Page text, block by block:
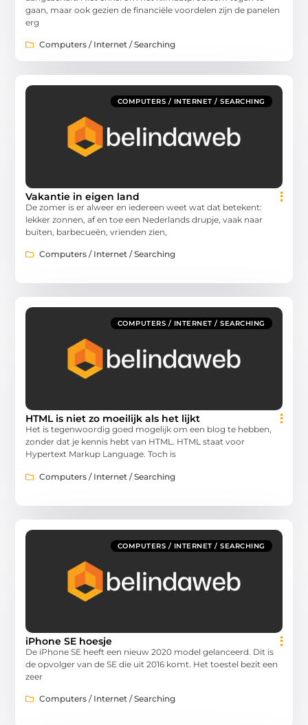
gaan, maar ook gezien de financiële voordelen zijn de panelen
erg
Computers / Internet / Searching
COMPUTERS / INTERNET / SEARCHING
Vakantie in eigen land
De zomer is er alweer en iedereen weet wat dat betekent:
lekker zonnen, af en toe een Nederlands drupje, vaak naar
buiten, barbecueën, vrienden zien,
Computers / Internet / Searching
COMPUTERS / INTERNET / SEARCHING
HTML is niet zo moeilijk als het lijkt
Het is tegenwoordig goed mogelijk om een blog te hebben,
zonder dat je kennis hebt van HTML. HTML staat voor
Hypertext Markup Language. Toch is
Computers / Internet / Searching
COMPUTERS / INTERNET / SEARCHING
iPhone SE hoesje
De iPhone SE heeft een nieuw 2020 model gelanceerd. Dit is
de opvolger van de SE die uit 2016 komt. Het toestel bezit een
zeer
Computers / Internet / Searching